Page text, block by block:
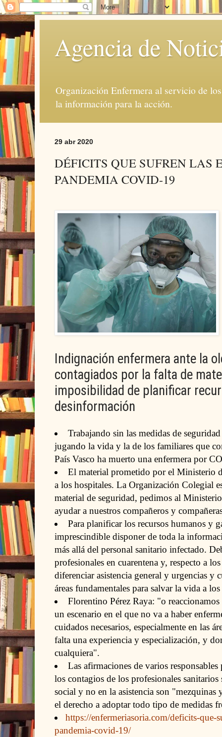
Agencia de
Organización Enfermera al servicio de
la información para la acción.
29 abr 2020
DÉFICITS QUE SUFREN LAS
PANDEMIA COVID-19
Indignación enfermera ante la
contagiados por la falta de
imposibilidad de planificar
desinformación
Trabajando sin las medidas de seguridad
jugando la vida y la de los familiares que
País Vasco ha muerto una enfermera por
El material prometido por el Ministerio
a los hospitales. La Organización Colegial
material de seguridad, pedimos al
ayudar a nuestros compañeros y
Para planificar los recursos humanos y
imprescindible disponer de toda la
más allá del personal sanitario infectado.
profesionales en cuarentena y, respecto a
diferenciar asistencia general y urgencias y
áreas fundamentales para salvar la vida a
Florentino Pérez Raya: "o
un escenario en el que no va a haber
cuidados necesarios, especialmente en las
falta una experiencia y especialización, y
cualquiera".
Las afirmaciones de varios
los contagios de los profesionales
social y no en la asistencia son "mezquinas
el derecho a adoptar todo tipo de medidas
https://enfermeriasoria.com/deficits-que-
pandemia-covid-19/